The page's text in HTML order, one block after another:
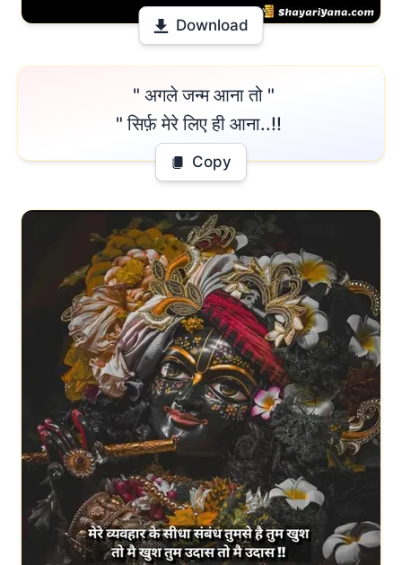
Download
" सिर्फ़ मेरे लिए ही आना..!!
Copy